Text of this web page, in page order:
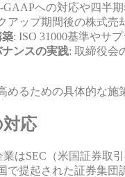
GAAPへの対応や四半
アップ期間後の株式売
築: ISO 31000基準やサ
ンスの実践: 取締役会
めるための具体的な施
対応
はSEC（米国証券取
で提起された証券集